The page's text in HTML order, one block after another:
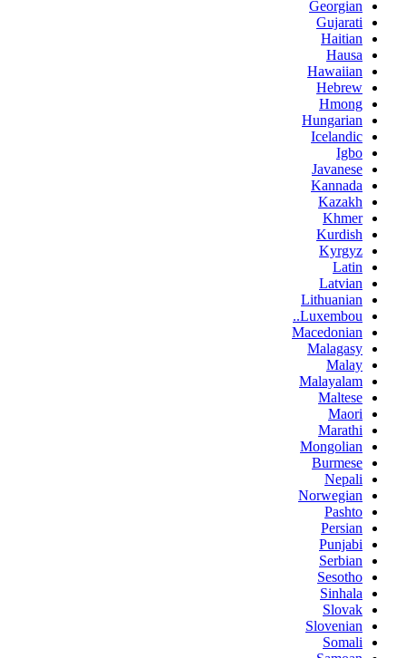
Georgian
Gujarati
Haitian
Hausa
Hawaiian
Hebrew
Hmong
Hungarian
Icelandic
Igbo
Javanese
Kannada
Kazakh
Khmer
Kurdish
Kyrgyz
Latin
Latvian
Lithuanian
Luxembou..
Macedonian
Malagasy
Malay
Malayalam
Maltese
Maori
Marathi
Mongolian
Burmese
Nepali
Norwegian
Pashto
Persian
Punjabi
Serbian
Sesotho
Sinhala
Slovak
Slovenian
Somali